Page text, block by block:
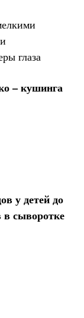
глаза
– кушинга
у детей до
в сыворотке